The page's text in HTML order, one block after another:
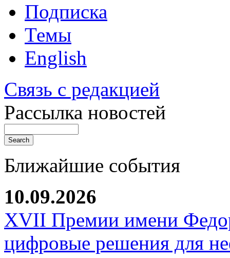
Подписка
Темы
English
Связь с редакцией
Рассылка новостей
Ближайшие события
10.09.2026
XVII Премии имени
цифровые решения для